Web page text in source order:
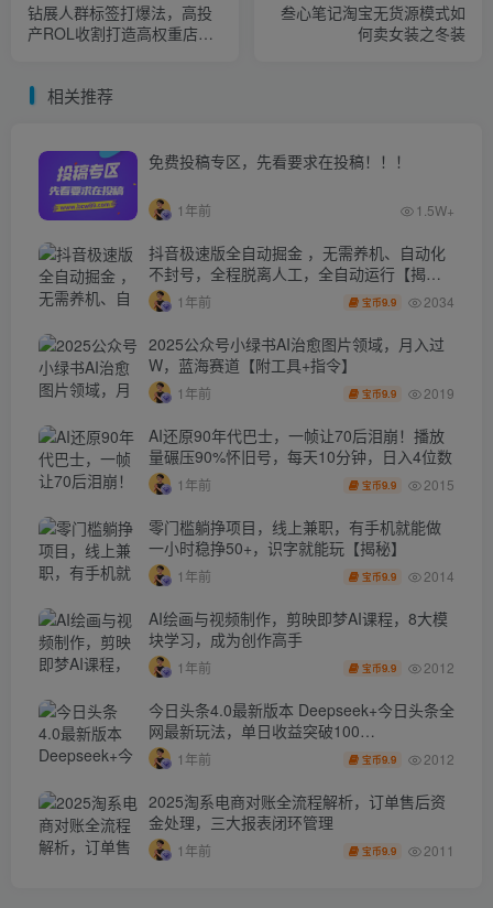
钻展人群标签打爆法，高投
产ROL收割打造高权重店铺
叁心笔记淘宝无货源模式如
何卖女装之冬装
相关推荐
免费投稿专区，先看要求在投稿！！！
1年前 1.5W+
抖音极速版全自动掘金 ，无需养机、自动化
不封号，全程脱离人工，全自动运行【揭
秘】 1年前 宝币9.9 2034
2025公众号小绿书AI治愈图片领域，月入过
W，蓝海赛道【附工具+指令】
1年前 宝币9.9 2019
AI还原90年代巴士，一帧让70后泪崩！播放
量碾压90%怀旧号，每天10分钟，日入4位数
1年前 宝币9.9 2015
零门槛躺挣项目，线上兼职，有手机就能做
一小时稳挣50+，识字就能玩【揭秘】
1年前 宝币9.9 2014
AI绘画与视频制作，剪映即梦AI课程，8大模
块学习，成为创作高手
1年前 宝币9.9 2012
今日头条4.0最新版本 Deepseek+今日头条全
网最新玩法，单日收益突破100…
1年前 宝币9.9 2012
2025淘系电商对账全流程解析，订单售后资
金处理，三大报表闭环管理
1年前 宝币9.9 2011